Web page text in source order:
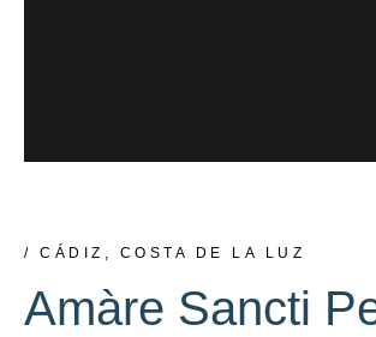
/ CÁDIZ, COSTA DE LA LUZ
Amàre Sancti